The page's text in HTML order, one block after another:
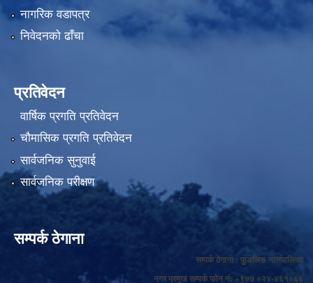
नागरिक वडापत्र
निवेदनको ढाँचा
प्रतिवेदन
वार्षिक प्रगति प्रतिवेदन
चौमासिक प्रगति प्रतिवेदन
सार्वजनिक सुनुवाई
सार्वजनिक परीक्षण
सम्पर्क ठेगाना
सम्पर्क ठेगाना : फुङलिङ नगरपालिका
नगर प्रमुख सम्पर्क फोन नं: +९७७ ०२४-४६१०६६